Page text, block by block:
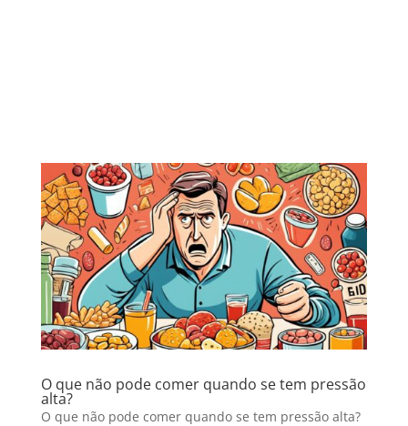
O que não pode comer quando se tem pressão
alta?
O que não pode comer quando se tem pressão alta?